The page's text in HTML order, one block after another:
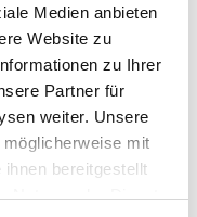
Medien anbieten
Website zu
zu Ihrer
Partner für
weiter. Unsere
mit
bereitgestellt
Nutzung der Dienste
der Lösung und
möglich beheben.
Online-Shop
SHOP